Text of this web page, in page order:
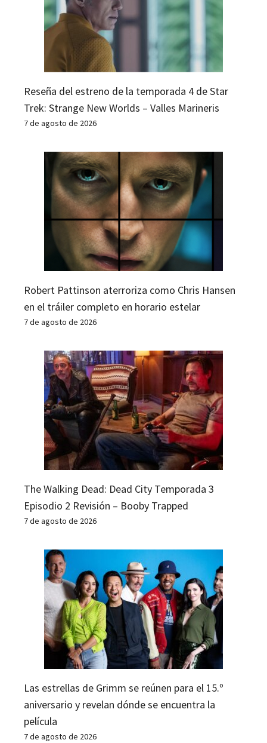
Reseña del estreno de la temporada 4 de Star
Trek: Strange New Worlds – Valles Marineris
7 de agosto de 2026
Robert Pattinson aterroriza como Chris Hansen
en el tráiler completo en horario estelar
7 de agosto de 2026
The Walking Dead: Dead City Temporada 3
Episodio 2 Revisión – Booby Trapped
7 de agosto de 2026
Las estrellas de Grimm se reúnen para el 15.º
aniversario y revelan dónde se encuentra la
película
7 de agosto de 2026